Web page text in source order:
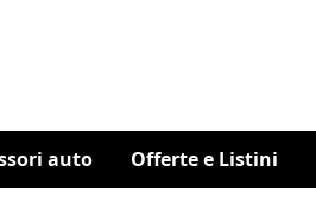
auto Offerte e Listini